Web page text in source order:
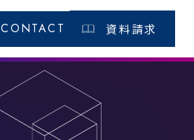
CONTACT 資料請求